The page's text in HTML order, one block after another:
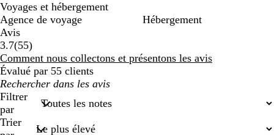
Voyages et hébergement
Agence de voyage
Hébergement
Avis
3.7(5555
avis
)
Comment nous collectons et présentons les avis
Évalué par 55 clients
Mes
recherches
saisies
Filtrer
par
Trier